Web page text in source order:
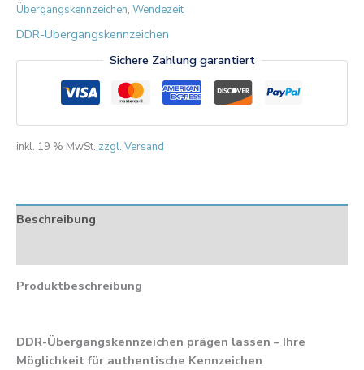
Übergangskennzeichen, Wendezeit
DDR-Übergangskennzeichen
Sichere Zahlung garantiert
inkl. 19 % MwSt. zzgl. Versand
Beschreibung
Produktbeschreibung
DDR-Übergangskennzeichen prägen lassen – Ihre
Möglichkeit für authentische Kennzeichen